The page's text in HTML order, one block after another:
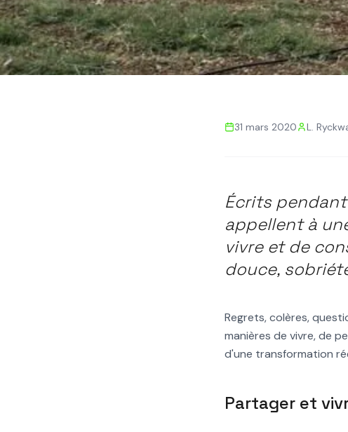
Plus que jamais
31 mars 2020 L.
Écrits
appellent à
vivre et de
douce,
Regrets, colères,
manières de vivre, de
d'une transformation
Partager et